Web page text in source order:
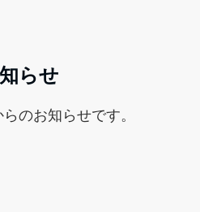
らせ
のお知らせです。